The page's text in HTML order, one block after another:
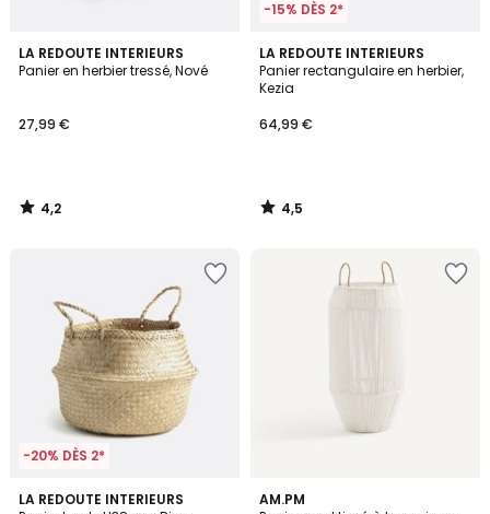
LA REDOUTE INTERIEURS
Panier en herbier tressé, Nové
27,99 €
4,2
/ 5
4,2
/
-15% DÈS 2*
LA REDOUTE INTERIEURS
Panier rectangulaire en herbier,
Kezia
64,99 €
4,5
/ 5
4,5
/
-20% DÈS 2*
LA REDOUTE INTERIEURS
4,5
2
AM.PM